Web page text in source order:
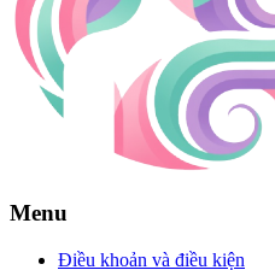
Menu
Điều khoản và điều kiện